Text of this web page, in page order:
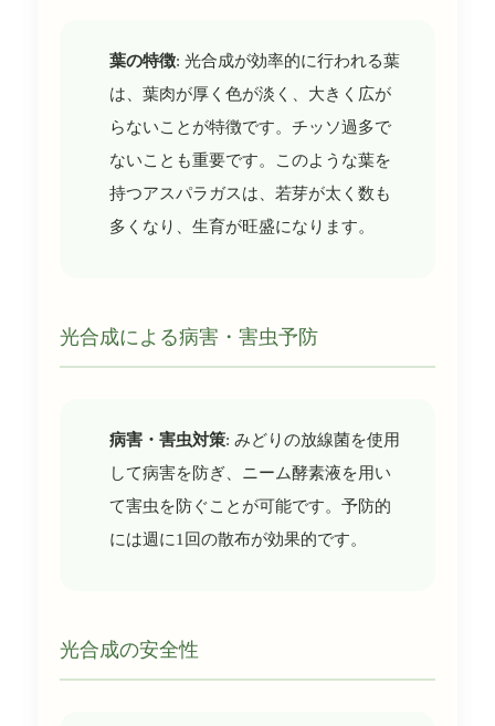
葉の特徴: 光合成が効率的に行われる葉
は、葉肉が厚く色が淡く、大きく広が
らないことが特徴です。チッソ過多で
ないことも重要です。このような葉を
持つアスパラガスは、若芽が太く数も
多くなり、生育が旺盛になります。
光合成による病害・害虫予防
病害・害虫対策: みどりの放線菌を使用
して病害を防ぎ、ニーム酵素液を用い
て害虫を防ぐことが可能です。予防的
には週に1回の散布が効果的です。
光合成の安全性